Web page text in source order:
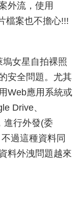
外流，使用
檔案也不擔心!!!
女星自拍裸照
安全問題。尤其
Web應用系統或
Drive、
進行外發(委
過這種資料同
料外洩問題越來